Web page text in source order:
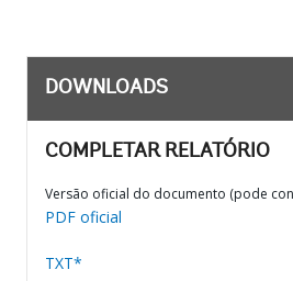
DOWNLOADS
COMPLETAR RELATÓRIO
Versão oficial do documento (pode
PDF oficial
TXT*